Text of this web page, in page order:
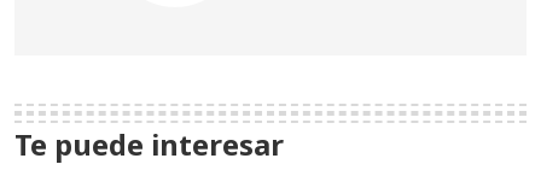
Te puede interesar